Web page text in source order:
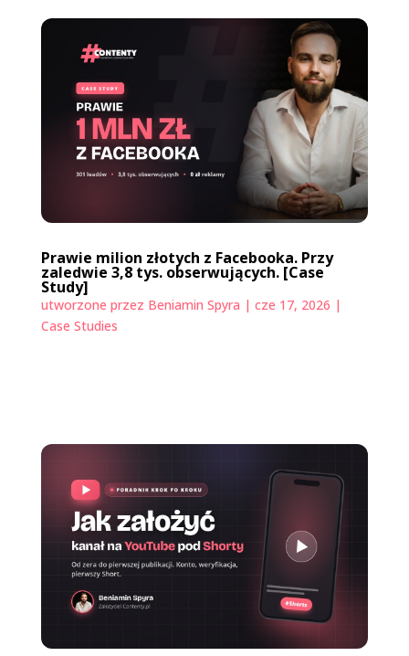
Prawie milion złotych z Facebooka. Przy
zaledwie 3,8 tys. obserwujących. [Case
Study]
utworzone przez Beniamin Spyra | cze 17, 2026 |
Case Studies